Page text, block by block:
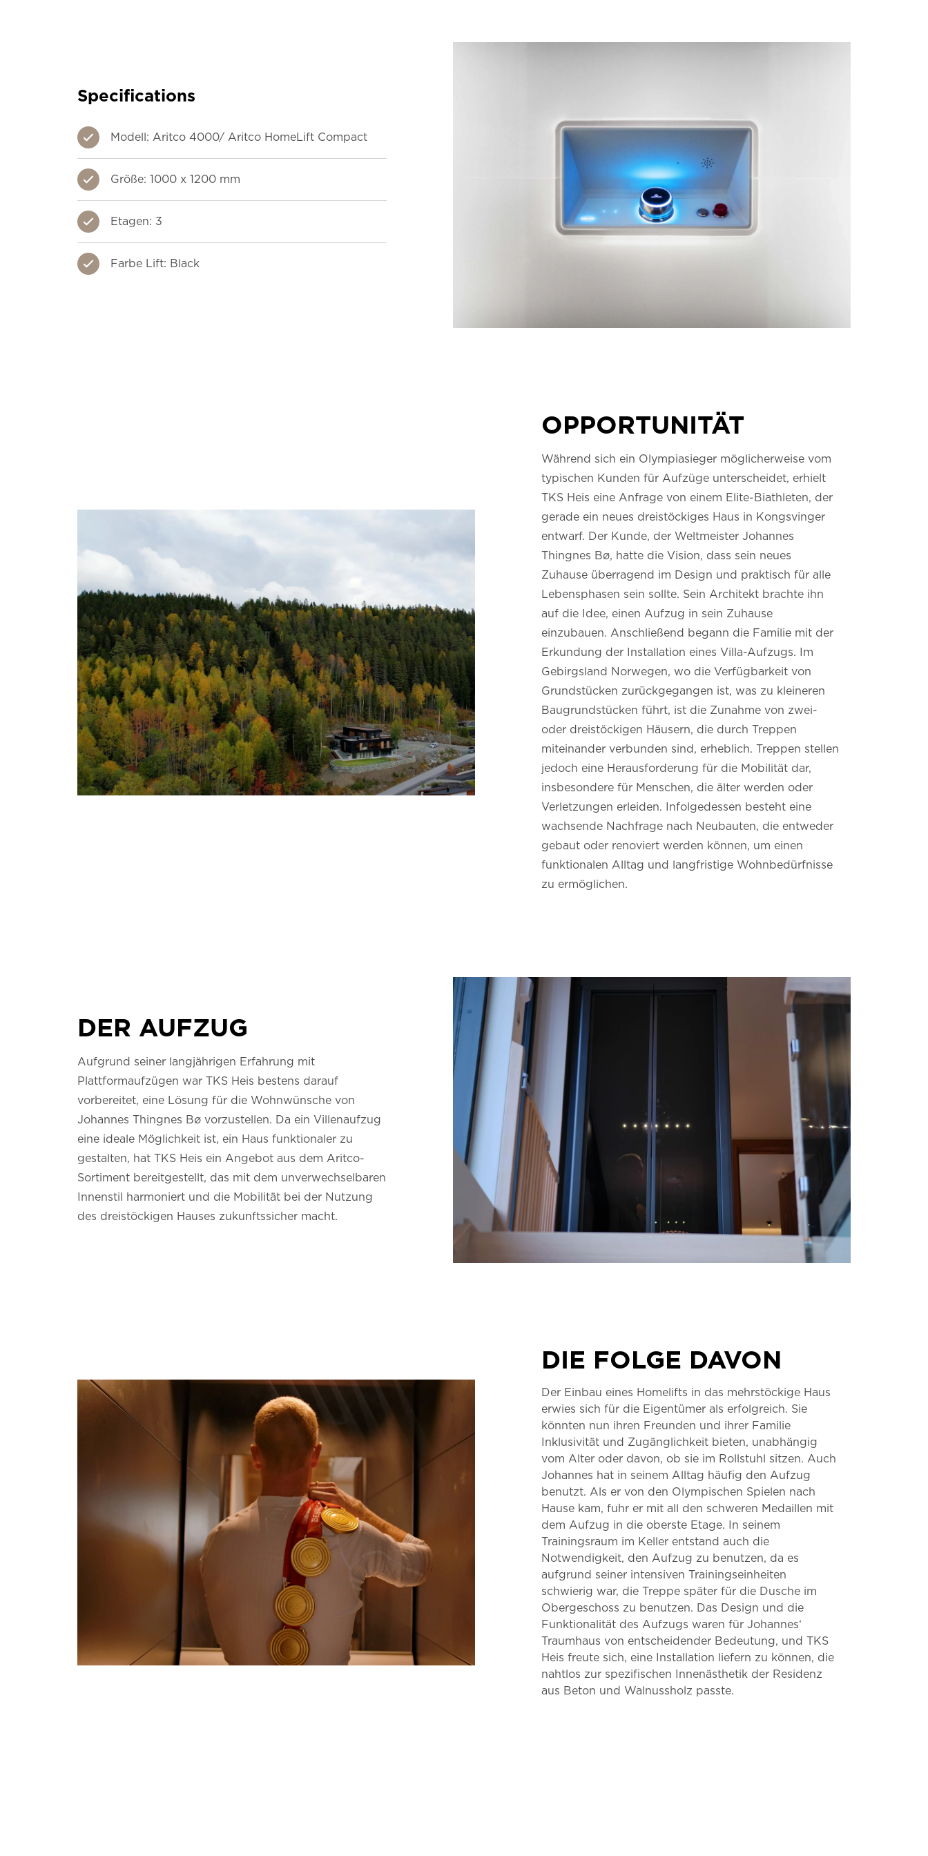
Specifications
Modell: Aritco 4000/ Aritco HomeLift Compact
Größe: 1000 x 1200 mm
Etagen: 3
Farbe Lift: Black
OPPORTUNITÄT
Während sich ein Olympiasieger möglicherweise vom
typischen Kunden für Aufzüge unterscheidet, erhielt
TKS Heis eine Anfrage von einem Elite-Biathleten, der
gerade ein neues dreistöckiges Haus in Kongsvinger
entwarf. Der Kunde, der Weltmeister Johannes
Thingnes Bø, hatte die Vision, dass sein neues
Zuhause überragend im Design und praktisch für alle
Lebensphasen sein sollte. Sein Architekt brachte ihn
auf die Idee, einen Aufzug in sein Zuhause
einzubauen. Anschließend begann die Familie mit der
Erkundung der Installation eines Villa-Aufzugs. Im
Gebirgsland Norwegen, wo die Verfügbarkeit von
Grundstücken zurückgegangen ist, was zu kleineren
Baugrundstücken führt, ist die Zunahme von zwei-
oder dreistöckigen Häusern, die durch Treppen
miteinander verbunden sind, erheblich. Treppen stellen
jedoch eine Herausforderung für die Mobilität dar,
insbesondere für Menschen, die älter werden oder
Verletzungen erleiden. Infolgedessen besteht eine
wachsende Nachfrage nach Neubauten, die entweder
gebaut oder renoviert werden können, um einen
funktionalen Alltag und langfristige Wohnbedürfnisse
zu ermöglichen.
DER AUFZUG
Aufgrund seiner langjährigen Erfahrung mit
Plattformaufzügen war TKS Heis bestens darauf
vorbereitet, eine Lösung für die Wohnwünsche von
Johannes Thingnes Bø vorzustellen. Da ein Villenaufzug
eine ideale Möglichkeit ist, ein Haus funktionaler zu
gestalten, hat TKS Heis ein Angebot aus dem Aritco-
Sortiment bereitgestellt, das mit dem unverwechselbaren
Innenstil harmoniert und die Mobilität bei der Nutzung
des dreistöckigen Hauses zukunftssicher macht.
DIE FOLGE DAVON
Der Einbau eines Homelifts in das mehrstöckige Haus
erwies sich für die Eigentümer als erfolgreich. Sie
könnten nun ihren Freunden und ihrer Familie
Inklusivität und Zugänglichkeit bieten, unabhängig
vom Alter oder davon, ob sie im Rollstuhl sitzen. Auch
Johannes hat in seinem Alltag häufig den Aufzug
benutzt. Als er von den Olympischen Spielen nach
Hause kam, fuhr er mit all den schweren Medaillen mit
dem Aufzug in die oberste Etage.
In seinem
Trainingsraum im Keller entstand auch die
Notwendigkeit, den Aufzug zu benutzen, da es
aufgrund seiner intensiven Trainingseinheiten
schwierig war, die Treppe später für die Dusche im
Obergeschoss zu benutzen. Das Design und die
Funktionalität des Aufzugs waren für Johannes‘
Traumhaus von entscheidender Bedeutung, und TKS
Heis freute sich, eine Installation liefern zu können, die
nahtlos zur spezifischen Innenästhetik der Residenz
aus Beton und Walnussholz passte.